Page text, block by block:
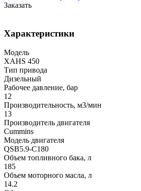
Заказать
Характеристики
Модель
XAHS 450
Тип привода
Дизельный
Рабочее давление, бар
12
Производительность, м3/мин
13
Производитель двигателя
Cummins
Модель двигателя
QSB5.9-C180
Объем топливного бака, л
185
Объем моторного масла, л
14.2